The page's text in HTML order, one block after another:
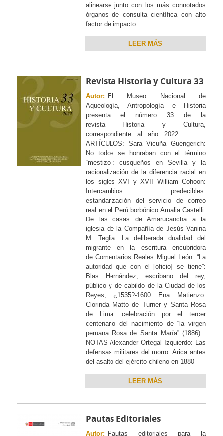
alinearse junto con los más connotados
órganos de consulta científica con alto
factor de impacto.
LEER MÁS
Revista Historia y Cultura 33
Autor: El Museo Nacional de
Aqueología, Antropología e Historia
presenta el número 33 de la
revista Historia y Cultura,
correspondiente al año 2022.
ARTÍCULOS: Sara Vicuña Guengerich:
No todos se honraban con el término
“mestizo”: cusqueños en Sevilla y la
racionalización de la diferencia racial en
los siglos XVI y XVII William Cohoon:
Intercambios predecibles:
estandarización del servicio de correo
real en el Perú borbónico Amalia Castelli:
De las casas de Amarucancha a la
iglesia de la Compañía de Jesús Vanina
M. Teglia: La deliberada dualidad del
migrante en la escritura encubridora
de Comentarios Reales Miguel León: “La
autoridad que con el [oficio] se tiene”:
Blas Hernández, escribano del rey,
público y de cabildo de la Ciudad de los
Reyes, ¿1535?-1600 Ena Matienzo:
Clorinda Matto de Turner y Santa Rosa
de Lima: celebración por el tercer
centenario del nacimiento de “la virgen
peruana Rosa de Santa María” (1886)
NOTAS Alexander Ortegal Izquierdo: Las
defensas militares del morro. Arica antes
del asalto del ejército chileno en 1880
LEER MÁS
Pautas Editoriales
Autor: Pautas editoriales para la